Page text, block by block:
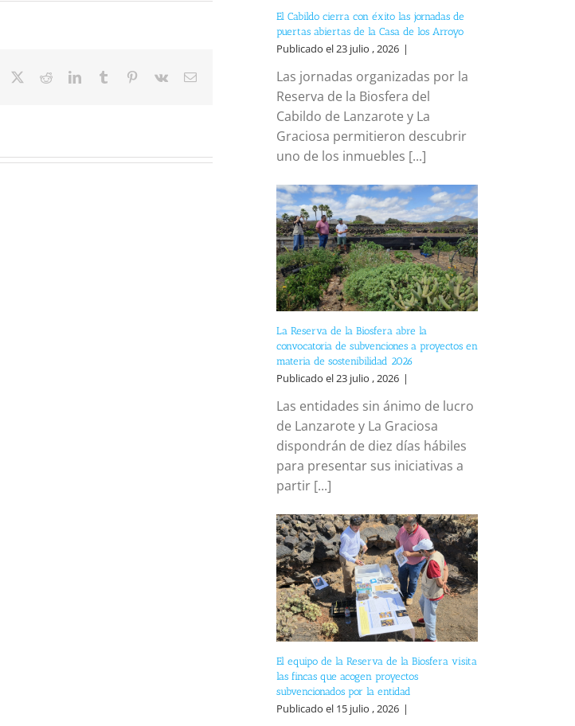
Facebook RedditLinkedInTumblr Pinterest
Vk
Correo
El Cabildo cierra con éxito las jornadas de
puertas abiertas de la Casa de los Arroyo
Publicado el 23 julio , 2026 |
Las jornadas organizadas por la
Reserva de la Biosfera del
Cabildo de Lanzarote y La
Graciosa permitieron descubrir
uno de los inmuebles [...]
La Reserva de la Biosfera abre la
convocatoria de subvenciones a proyectos en
materia de sostenibilidad 2026
Publicado el 23 julio , 2026 |
Las entidades sin ánimo de lucro
de Lanzarote y La Graciosa
dispondrán de diez días hábiles
para presentar sus iniciativas a
partir [...]
El equipo de la Reserva de la Biosfera visita
las fincas que acogen proyectos
subvencionados por la entidad
Publicado el 15 julio , 2026 |